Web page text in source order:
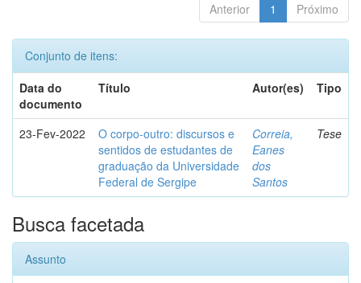
Anterior 1 Próximo
Conjunto de itens:
Data do
documento
Título Autor(es) Tipo
23-Fev-2022
O corpo-outro: discursos e
sentidos de estudantes de
graduação da Universidade
Federal de Sergipe
Correia,
Eanes
dos
Santos
Tese
Busca facetada
Assunto